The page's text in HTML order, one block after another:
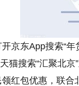
京东App搜索“
猫搜索“汇聚北
红包优惠，联